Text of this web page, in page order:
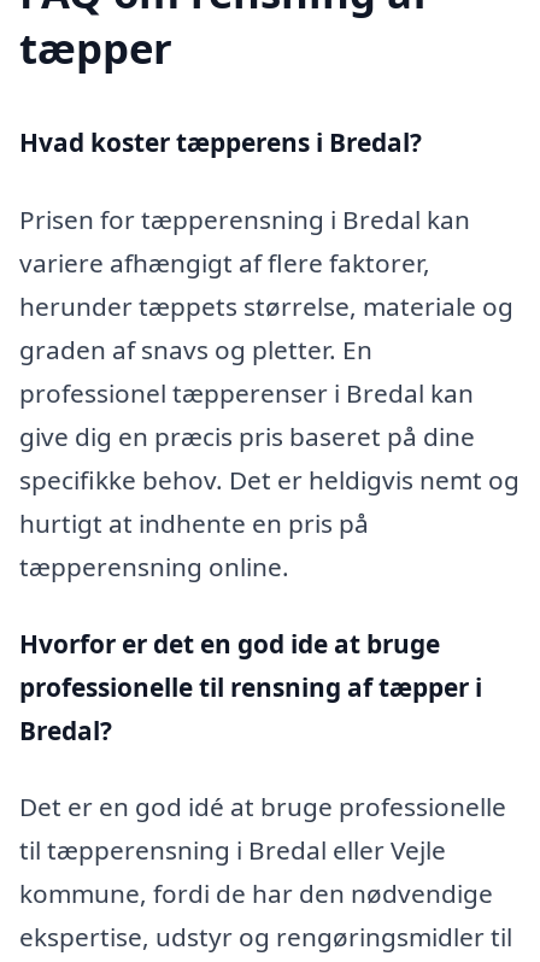
tæpper
Hvad koster tæpperens i Bredal?
Prisen for tæpperensning i Bredal kan
variere afhængigt af flere faktorer,
herunder tæppets størrelse, materiale og
graden af snavs og pletter. En
professionel tæpperenser i Bredal kan
give dig en præcis pris baseret på dine
specifikke behov. Det er heldigvis nemt og
hurtigt at indhente en pris på
tæpperensning online.
Hvorfor er det en god ide at bruge
professionelle til rensning af tæpper i
Bredal?
Det er en god idé at bruge professionelle
til tæpperensning i Bredal eller Vejle
kommune, fordi de har den nødvendige
ekspertise, udstyr og rengøringsmidler til